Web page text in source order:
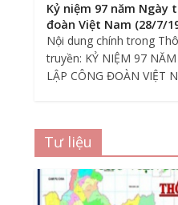
Kỷ niệm 97 năm Ngày
đoàn Việt Nam (28/7/
Nội dung chính trong
truyền: KỶ NIỆM 97
LẬP CÔNG ĐOÀN VIỆT
Tư liệu